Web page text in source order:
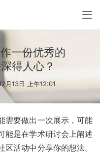
一份优秀的
得人心？
月13日 上午12:01
需要做出一次展示，可能
能是在学术研讨会上阐述
活动中分享你的想法。